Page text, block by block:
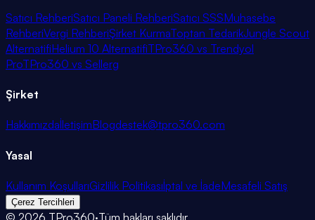
Satıcı RehberiSatıcı Paneli RehberiSatıcı SSSMuhasebe
RehberiVergi RehberiŞirket KurmaToptan TedarikJungle Scout
AlternatifiHelium 10 AlternatifiTPro360 vs Trendyol
ProTPro360 vs Sellerg
Şirket
HakkımızdaİletişimBlogdestek@tpro360.com
Yasal
Kullanım KoşullarıGizlilik Politikasıİptal ve İadeMesafeli Satış
Çerez Tercihleri
© 2026 TPro360·Tüm hakları saklıdır